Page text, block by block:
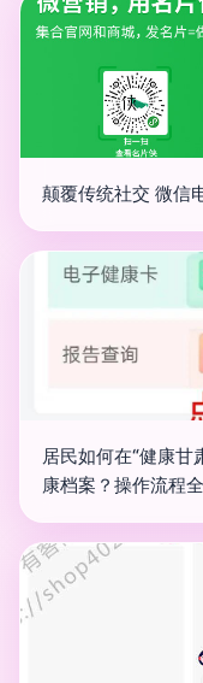
颠覆传统社交 微信
居民如何在“健康甘
康档案？操作流程